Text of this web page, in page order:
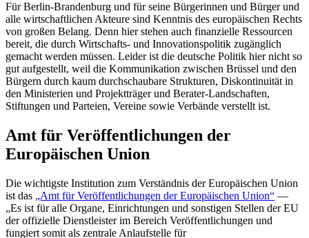
Für Berlin-Brandenburg und für seine Bürgerinnen und Bürger und
alle wirtschaftlichen Akteure sind Kenntnis des europäischen Rechts
von großen Belang. Denn hier stehen auch finanzielle Ressourcen
bereit, die durch Wirtschafts- und Innovationspolitik zugänglich
gemacht werden müssen. Leider ist die deutsche Politik hier nicht so
gut aufgestellt, weil die Kommunikation zwischen Brüssel und den
Bürgern durch kaum durchschaubare Strukturen, Diskontinuität in
den Ministerien und Projektträger und Berater-Landschaften,
Stiftungen und Parteien, Vereine sowie Verbände verstellt ist.
Amt für Veröffentlichungen der
Europäischen Union
Die wichtigste Institution zum Verständnis der Europäischen Union
ist das „Amt für Veröffentlichungen der Europäischen Union“ —
„Es ist für alle Organe, Einrichtungen und sonstigen Stellen der EU
der offizielle Dienstleister im Bereich Veröffentlichungen und
fungiert somit als zentrale Anlaufstelle für